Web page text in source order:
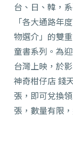
台、日、韓，
「各大通路年
物選介」的雙
童書系列。為
台灣上映，於
神奇柑仔店 錢
張，即可兌換
張，數量有限